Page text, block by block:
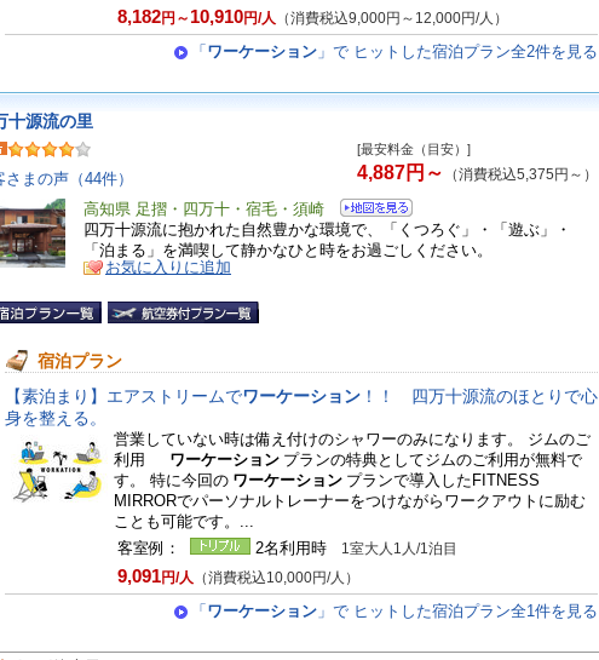
8,182円～ 10,910円/人 （消費税込9,000円～12,000円/人）
「 ワーケーション 」で ヒットした宿泊プラン全2件を見る
十源流の里
さまの声（44件）
[最安料金（目安）]
4,887円～ （消費税込5,375円～）
高知県 足摺・四万十・宿毛・須崎
四万十源流に抱かれた自然豊かな環境で、「くつろぐ」・「遊ぶ」・
「泊まる」を満喫して静かなひと時をお過ごしください。
お気に入りに追加
宿泊プラン
【素泊まり】エアストリームでワーケーション ！！ 四万十源流のほとりで心
身を整える。
営業していない時は備え付けのシャワーのみになります。 ジムのご
利用
ワーケーション プランの特典としてジムのご利用が無料で
す。 特に今回の ワーケーション プランで導入したFITNESS
MIRRORでパーソナルトレーナーをつけながらワークアウトに励む
ことも可能です。...
客室例：
2名利用時 1室大人1人/1泊目
9,091円/人 （消費税込10,000円/人）
「 ワーケーション 」で ヒットした宿泊プラン全1件を見る